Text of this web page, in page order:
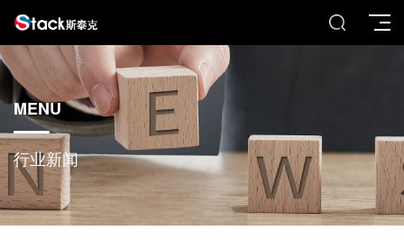
MENU
行业新闻